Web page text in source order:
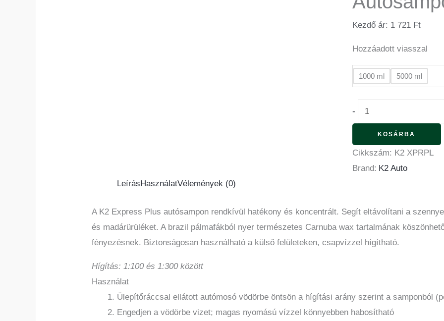
Kezdő ár: 1 721 Ft
Hozzáadott viasszal
1000 ml 5000 ml
-
KOSÁRBA
Cikkszám: K2 XPRPL
Brand: K2 Auto
LeírásHasználatVélemények (0)
A K2 Express Plus autósampon rendkívül hatékony és koncentrált. Segít eltávolítani a
és madárürüléket. A brazil pálmafákból nyer természetes Carnuba wax tartalmának
fényezésnek. Biztonságosan használható a külső felületeken, csapvízzel hígítható.
Hígítás: 1:100 és 1:300 között
Használat
Ülepítőráccsal ellátott autómosó vödörbe öntsön a hígítási arány szerint a samponból
Engedjen a vödörbe vizet; magas nyomású vízzel könnyebben habosítható